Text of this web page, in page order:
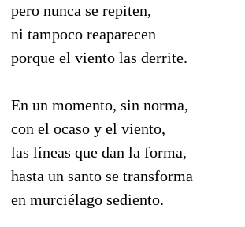
pero nunca se repiten,
ni tampoco reaparecen
porque el viento las derrite.
En un momento, sin norma,
con el ocaso y el viento,
las líneas que dan la forma,
hasta un santo se transforma
en murciélago sediento.